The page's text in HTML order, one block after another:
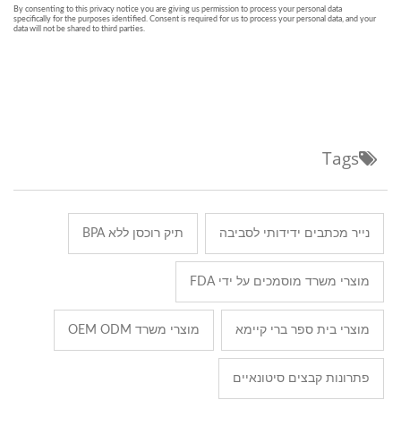
Tags
נייר מכתבים ידידותי לסביבה תיק רוכסן ללא BPA
מוצרי משרד מוסמכים על ידי FDA
מוצרי בית ספר ברי קיימא מוצרי משרד OEM ODM
פתרונות קבצים סיטונאיים